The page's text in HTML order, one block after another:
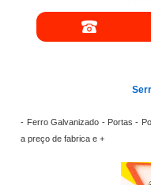
- Ferro Galvanizado - Portas -
a preço de fabrica e +